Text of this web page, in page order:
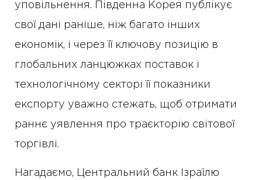
уповільнення. Південна Корея публікує
свої дані раніше, ніж багато інших
економік, і через її ключову позицію в
глобальних ланцюжках поставок і
технологічному секторі її показники
експорту уважно стежать, щоб отримати
раннє уявлення про траєкторію світової
торгівлі.
Нагадаємо, Центральний банк Ізраїлю